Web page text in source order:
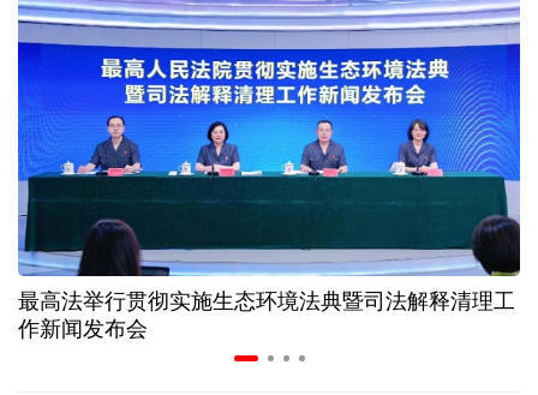
二季度中国清洁能源建设景气指数处于较景气区间
服贸会进入倒计时一个月 180余项创新成果将发布
非必要不乱花 医保个人账户里的钱如何用在刀刃上
"校园贷"换上"新马甲" 警惕暑假期间网络消费陷阱
2026暑期档票房破85亿 已连续30天单日票房破亿
最高法举行贯彻实施生态环境法典暨司法解释清理工
作新闻发布会